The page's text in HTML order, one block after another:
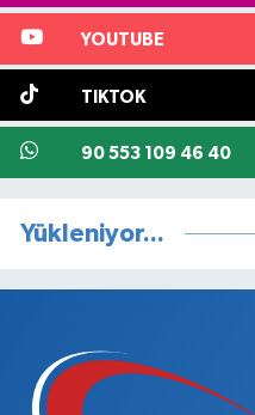
YOUTUBE
TIKTOK
90 553 109 46 40
Yükleniyor...